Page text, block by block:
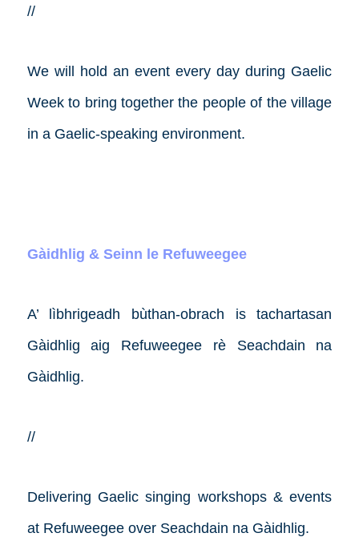
//
We will hold an event every day during Gaelic
Week to bring together the people of the village
in a Gaelic-speaking environment.
Gàidhlig & Seinn le Refuweegee
A’ lìbhrigeadh bùthan-obrach is tachartasan
Gàidhlig aig Refuweegee rè Seachdain na
Gàidhlig.
//
Delivering Gaelic singing workshops & events
at Refuweegee over Seachdain na Gàidhlig.